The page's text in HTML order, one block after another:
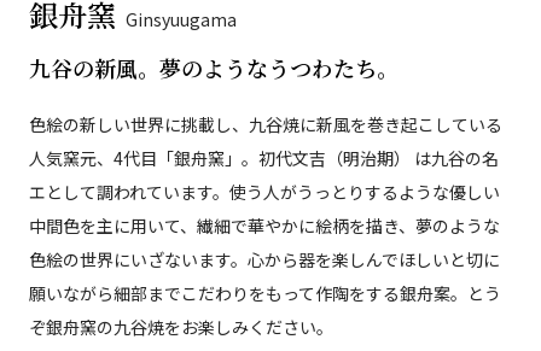
銀舟窯 Ginsyuugama
九谷の新風。夢のようなうつわたち。
色絵の新しい世界に挑載し、九谷焼に新風を巻き起こしている
人気窯元、4代目「銀舟窯」。初代文吉（明治期） は九谷の名
エとして調われています。使う人がうっとりするような優しい
中間色を主に用いて、繊細で華やかに絵柄を描き、夢のような
色絵の世界にいざないます。心から器を楽しんでほしいと切に
願いながら細部までこだわりをもって作陶をする銀舟案。とう
ぞ銀舟窯の九谷焼をお楽しみください。